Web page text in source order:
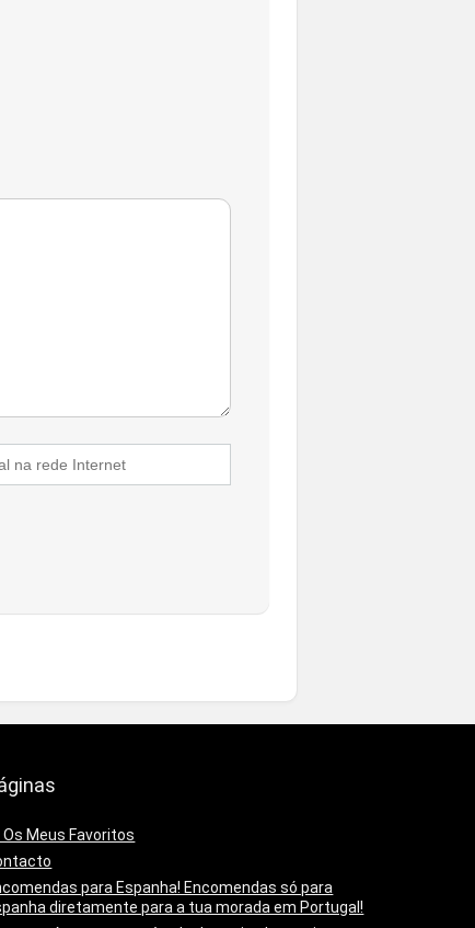
Meus Favoritos
para Espanha! Encomendas só para
diretamente para a tua morada em Portugal!